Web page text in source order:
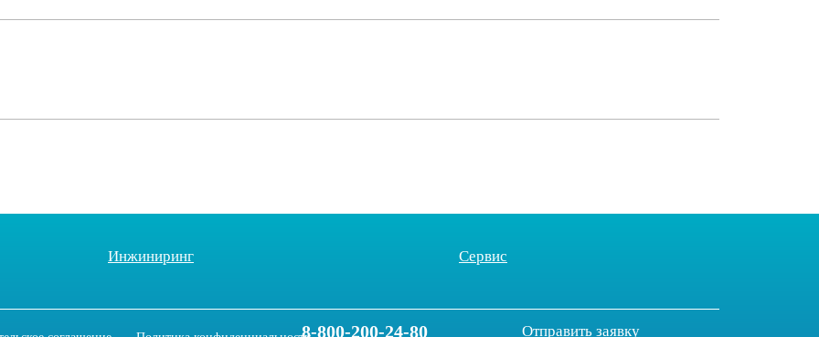
Инжиниринг Сервис
Отправить заявку
8-800-200-24-80